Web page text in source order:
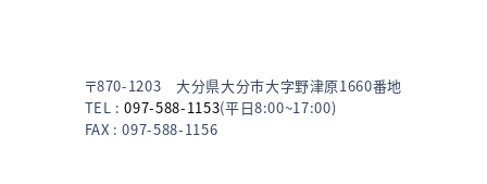
〒870-1203 大分県大分市大字野津原1660番地
TEL :097-588-1153(平日8:00~17:00)
FAX : 097-588-1156